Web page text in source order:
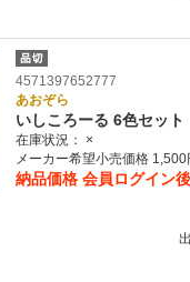
4571397652777
あおぞら
いしころーる 6色セット
在庫状況：
×
メーカー希望小売価格 1,500
納品価格 会員ログイン